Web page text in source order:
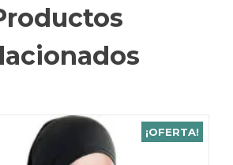
¡OFERTA!